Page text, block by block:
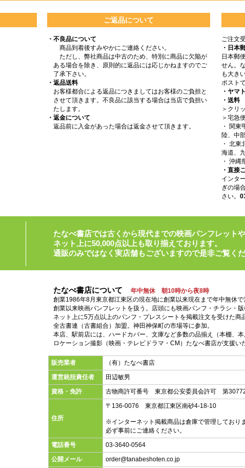
ご返品について
・不良品について
商品到着後すみやかにご連絡ください。
ただし、弊社商品は中古のため、特別に商品に欠陥が
ある場合を除き、原則的に返品には応じかねますのでご
了承下さい。
・返品送料
お客様都合による返品につきましてはお客様のご負担と
させて頂きます。不良品に該当する場合は当店で負担い
たします。
・返金について
返品前に入金があった場合は返金させて頂きます。
ご注文
・日本
日本郵
せん。
も大き
ポスト
・ヤマ
・送料
＞クリ
＞宅急
・ 関
陸、中
・ 北
海道、
・ 沖縄
・直接
インタ
ぎの場
さい。
たなべ書店では古くから現代までの映画パンフレット
ネット上に50,000点以上も取り揃えております。
通販のみではなく実店舗もございますので是非ご覧く
たなべ書店について
年中無休 朝10時から夜8時
創業1986年8月東京都江東区の現在地に創業以来現在まで年中無休
創業以来映画パンフレットを扱う。店頭にも映画パンフ・チラシ・
ネット上に5万点以上のパンフ・プレスシートを掲載注文を受けた商
全古書連（古書組合）加盟。神田神保町の市場等に参加。
本店、駅前店には、ハードカバー、文庫など多数の品揃え（本棚、
ロケーション撮影（映画・テレビドラマ・CM）たなべ書店が支援い
販売業者
（有）たなべ書店
運営統括責任者
田辺敏男
資格・免許
古物商許可番号 東京都公安委員会許可 第
住所
〒136-0076 東京都江東区南砂4-18-10
※インターネット掲載商品は倉庫で管理しており
必ず事前にご連絡ください。
電話番号
03-3640-0564
公開メール
order@tanabeshoten.co.jp